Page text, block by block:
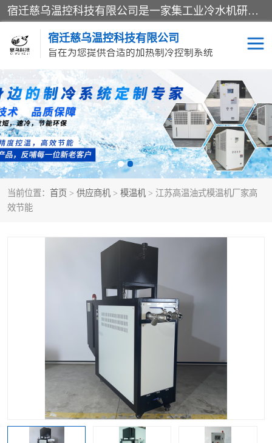
宿迁慈乌温控科技有限公司是一家集工业冷水机研发、制造、营销、服务于一体的技术生产型企业，经营范围包括：冷水机、螺杆式冷水机组、工业冷水机、水冷式冷水机、风冷式冷水机组、风冷螺杆式冷冻机组、冷冻机、注塑专用冷水机、混泥土专用冷水机、低温防爆冷水机组等。专业温控设备供应商 模温机/冷水机/导热油炉定制服务等
宿迁慈乌温控科技有限公司
旨在为您提供合适的加热制冷控制系统
当前位置： 首页 > 供应商机 > 模温机 > 江苏高温油式模温机厂家高
效节能
冷水机 模温机
导热油加热器